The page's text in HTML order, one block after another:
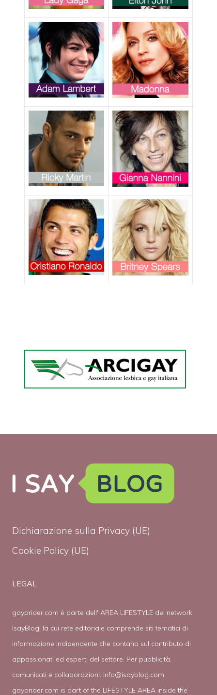
Dichiarazione sulla Privacy (UE)
Cookie Policy (UE)
LEGAL
gayprider.com è parte dell' AREA LIFESTYLE del network
IsayBlog! la cui rete editoriale comprende siti tematici di
informazione indipendente che contano sul contributo di
appassionati ed esperti del settore. Per pubblicità,
comunicati e collaborazioni: info@isayblog.com
gayprider.com is part of the LIFESTYLE AREA inside the